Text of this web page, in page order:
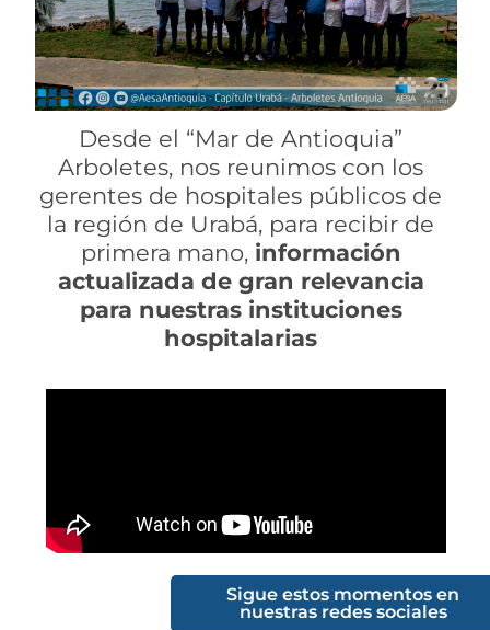
Desde el “Mar de Antioquia”
Arboletes, nos reunimos con los
gerentes de hospitales públicos de
la región de Urabá, para recibir de
primera mano, información
actualizada de gran relevancia
para nuestras instituciones
hospitalarias
Sigue estos momentos en
nuestras redes sociales